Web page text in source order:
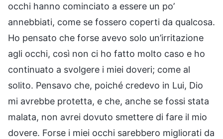
occhi hanno cominciato a essere un po’
annebbiati, come se fossero coperti da qualcosa.
Ho pensato che forse avevo solo un’irritazione
agli occhi, così non ci ho fatto molto caso e ho
continuato a svolgere i miei doveri; come al
solito. Pensavo che, poiché credevo in Lui, Dio
mi avrebbe protetta, e che, anche se fossi stata
malata, non avrei dovuto smettere di fare il mio
dovere. Forse i miei occhi sarebbero migliorati da